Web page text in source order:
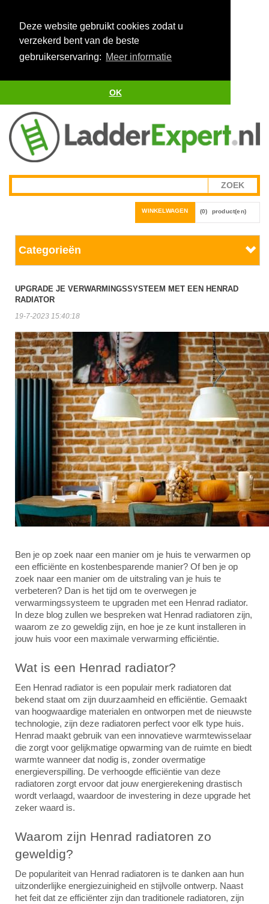
Deze website gebruikt cookies zodat u
verzekerd bent van de beste
gebruikerservaring: Meer informatie
OK
WINKELWAGEN (0) product(en)
Categorieën
UPGRADE JE VERWARMINGSSYSTEEM MET EEN HENRAD
RADIATOR
19-7-2023 15:40:18
Ben je op zoek naar een manier om je huis te verwarmen op
een efficiënte en kostenbesparende manier? Of ben je op
zoek naar een manier om de uitstraling van je huis te
verbeteren? Dan is het tijd om te overwegen je
verwarmingssysteem te upgraden met een Henrad radiator.
In deze blog zullen we bespreken wat Henrad radiatoren zijn,
waarom ze zo geweldig zijn, en hoe je ze kunt installeren in
jouw huis voor een maximale verwarming efficiëntie.
Wat is een Henrad radiator?
Een Henrad radiator is een populair merk radiatoren dat
bekend staat om zijn duurzaamheid en efficiëntie. Gemaakt
van hoogwaardige materialen en ontworpen met de nieuwste
technologie, zijn deze radiatoren perfect voor elk type huis.
Henrad maakt gebruik van een innovatieve warmtewisselaar
die zorgt voor gelijkmatige opwarming van de ruimte en biedt
warmte wanneer dat nodig is, zonder overmatige
energieverspilling. De verhoogde efficiëntie van deze
radiatoren zorgt ervoor dat jouw energierekening drastisch
wordt verlaagd, waardoor de investering in deze upgrade het
zeker waard is.
Waarom zijn Henrad radiatoren zo
geweldig?
De populariteit van Henrad radiatoren is te danken aan hun
uitzonderlijke energiezuinigheid en stijlvolle ontwerp. Naast
het feit dat ze efficiënter zijn dan traditionele radiatoren, zijn